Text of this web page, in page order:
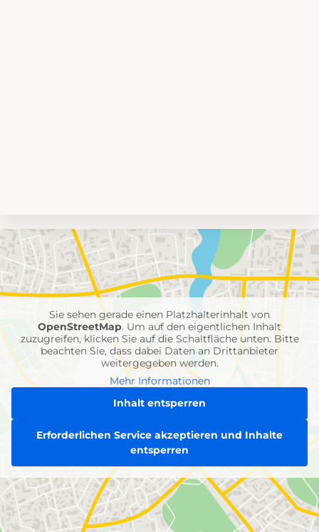
Umgebungskarte
mit
Feuerwehr-
Einheiten
Sie sehen gerade einen Platzhalterinhalt von
OpenStreetMap. Um auf den eigentlichen Inhalt
zuzugreifen, klicken Sie auf die Schaltfläche unten. Bitte
beachten Sie, dass dabei Daten an Drittanbieter
weitergegeben werden.
Mehr Informationen
Inhalt entsperren
Erforderlichen Service akzeptieren und Inhalte
entsperren